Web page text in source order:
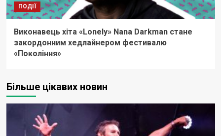
ПОДІЇ
Виконавець хіта «Lonely» Nana Darkman стане
закордонним хедлайнером фестивалю
«Покоління»
Більше цікавих новин